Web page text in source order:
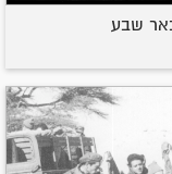
שבע